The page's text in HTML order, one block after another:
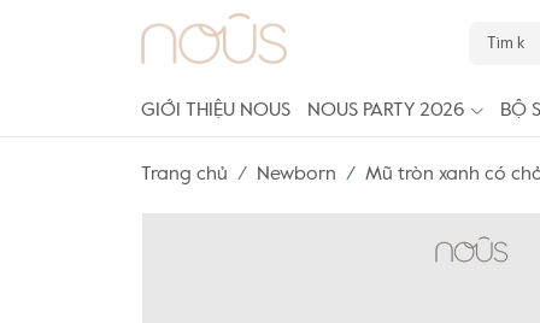
GIỚI THIỆU NOUS NOUS PARTY 2026 BỘ
Trang chủ Newborn Mũ tròn xanh có